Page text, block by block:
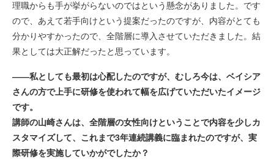
理職からも手が挙がらないのではという懸念がありました。です
ので、あえて若手向けという提案だったのですが、内容がとても
分かりやすかったので、全階層に導入させていただきました。結
果としては大正解だったと思っています。
――私としても最初は心配したのですが、むしろ今は、ベイシア
さんの方で上手に研修を使われて幅を広げていただいたイメージ
です。
講師の山崎さんは、全階層の女性向けということで内容を少しカ
スタマイズして、これまで3年連続講義に臨まれたのですが、実
際研修を実施していかがでしたか？